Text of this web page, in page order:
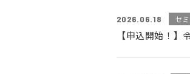
2026.06.18 セ
【申込開始！